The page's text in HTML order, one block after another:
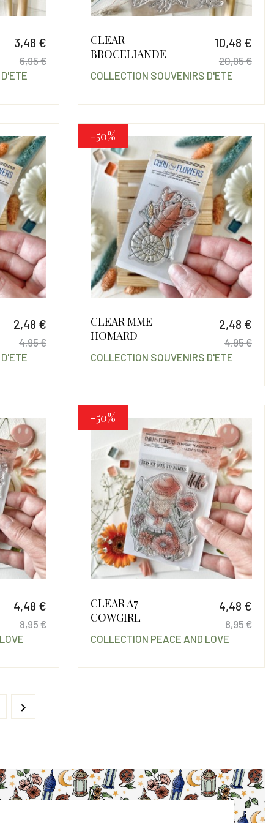
3,48 €
Prix de base
6,95 €
CLEAR
BROCELIANDE
10,48 €
20,95 €
COLLECTION SOUVENIRS D'ETE
2,48 €
Prix de base
4,95 €
-50%
CLEAR MME
HOMARD
2,48 €
4,95 €
COLLECTION SOUVENIRS D'ETE
4,48 €
Prix de base
8,95 €
-50%
CLEAR A7
COWGIRL
4,48 €
8,95 €
COLLECTION PEACE AND LOVE
